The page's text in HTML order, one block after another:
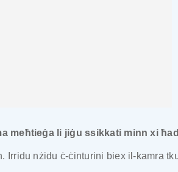
meħtieġa li jiġu ssikkati minn xi
Irridu nżidu ċ-ċinturini biex il-kamra